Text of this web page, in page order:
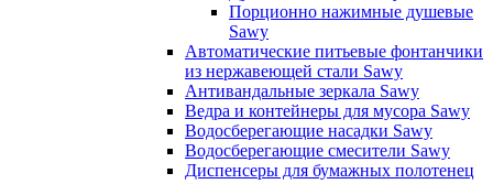
Порционно нажимные душевые
Sawy
Автоматические питьевые фонтанчики
из нержавеющей стали Sawy
Антивандальные зеркала Sawy
Ведра и контейнеры для мусора Sawy
Водосберегающие насадки Sawy
Водосберегающие смесители Sawy
Диспенсеры для бумажных полотенец